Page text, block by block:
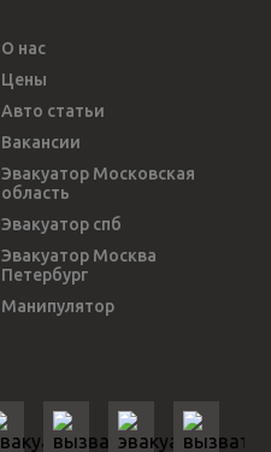
О нас
Цены
Авто статьи
Вакансии
Эвакуатор Московская
область
Эвакуатор спб
Эвакуатор Москва
Петербург
Манипулятор